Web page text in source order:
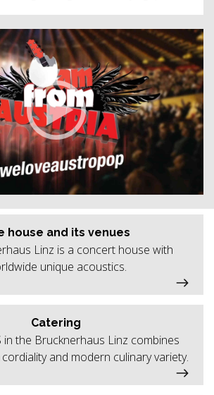
house and its venues
Linz is a concert house with
unique acoustics.
Catering
in the Brucknerhaus Linz combines
and modern culinary variety.